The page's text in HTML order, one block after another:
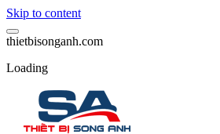
Skip to content
thietbisonganh.com
Loading